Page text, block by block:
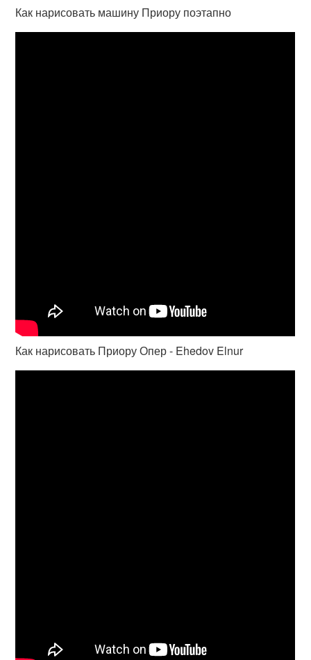
Как нарисовать машину Приору поэтапно
Как нарисовать Приору Опер - Ehedov Elnur